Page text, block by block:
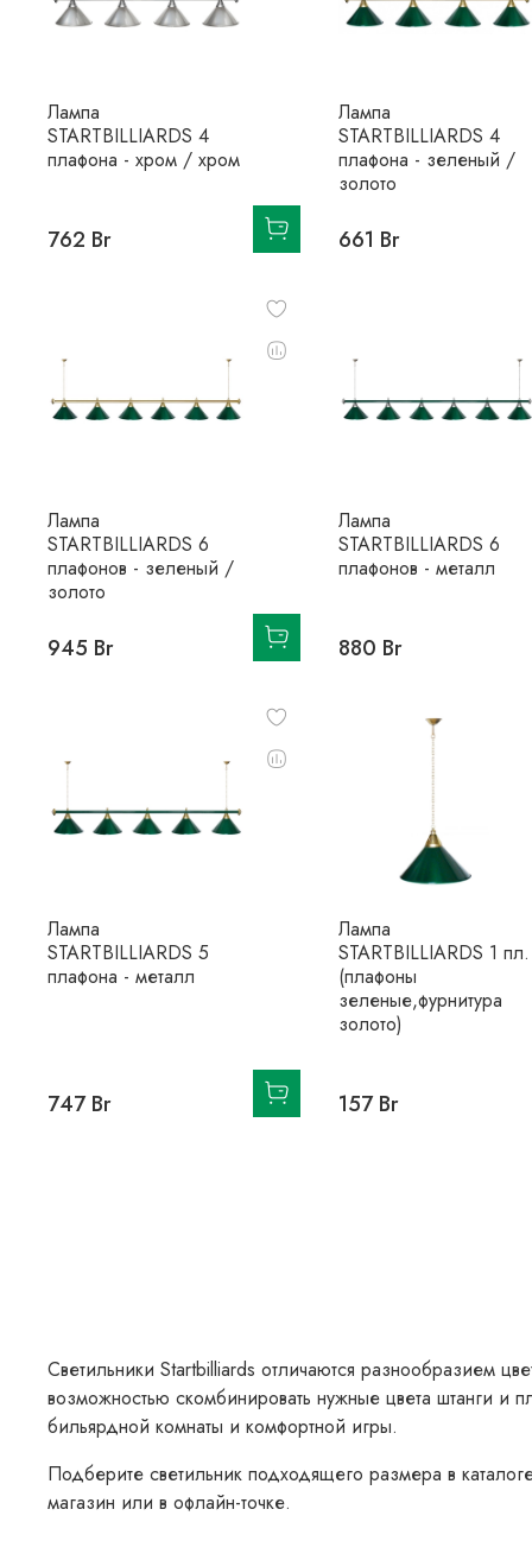
Лампа
STARTBILLIARDS 4
плафона - хром / хром
762 Br
Лампа
STARTBILLIARDS 4
плафона - зеленый /
золото
661 Br
Лампа
STARTBILLIARDS 6
плафонов - зеленый /
золото
945 Br
Лампа
STARTBILLIARDS 6
плафонов - металл
880 Br
Лампа
STARTBILLIARDS 5
плафона - металл
747 Br
Лампа
STARTBILLIARDS 1 пл.
(плафоны
зеленые,фурнитура
золото)
157 Br
Светильники Startbilliards отличаются разнообразием
возможностью скомбинировать нужные цвета штанги и
бильярдной комнаты и комфортной игры.
Подберите светильник подходящего размера в
магазин или в офлайн-точке.